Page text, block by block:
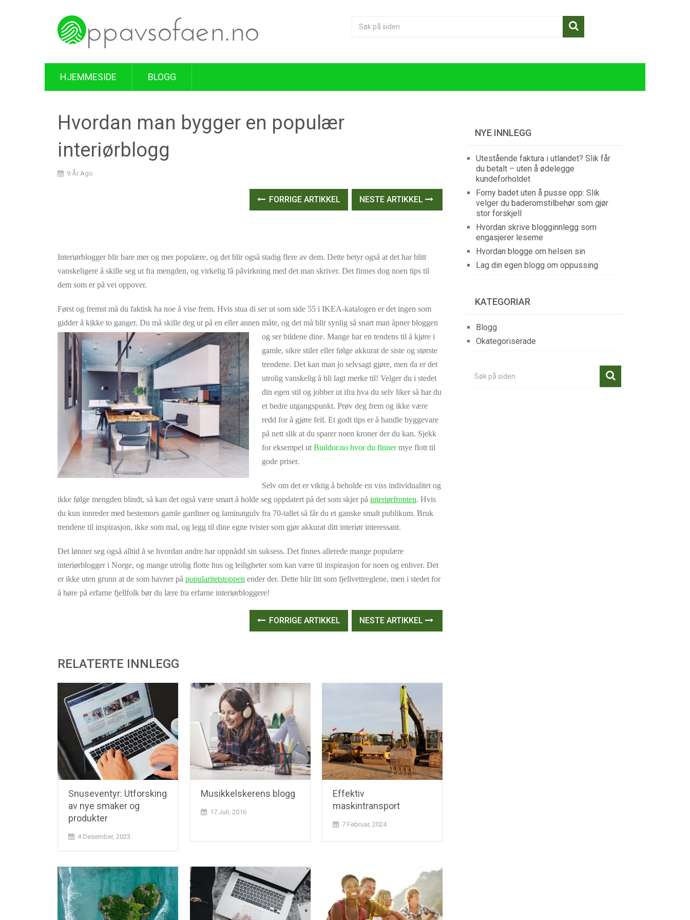
HJEMMESIDE BLOGG
Hvordan man bygger en populær
interiørblogg
9 År Ago
FORRIGE ARTIKKEL NESTE ARTIKKEL
Interiørblogger blir bare mer og mer populære, og det blir også stadig flere av dem. Dette betyr også at det har blitt
vanskeligere å skille seg ut fra mengden, og virkelig få påvirkning med det man skriver. Det finnes dog noen tips til
dem som er på vei oppover.
Først og fremst må du faktisk ha noe å vise frem. Hvis stua di ser ut som side 55 i IKEA-katalogen er det ingen som
gidder å kikke to ganger. Du må skille deg ut på en eller annen måte, og det må blir synlig så snart man åpner bloggen
og ser bildene dine. Mange har en tendens til å kjøre i
gamle, sikre stiler eller følge akkurat de siste og største
trendene. Det kan man jo selvsagt gjøre, men da er det
utrolig vanskelig å bli lagt merke til! Velger du i stedet
din egen stil og jobber ut ifra hva du selv liker så har du
et bedre utgangspunkt. Prøv deg frem og ikke være
redd for å gjøre feil. Et godt tips er å handle byggevare
på nett slik at du sparer noen kroner der du kan. Sjekk
for eksempel utBuildor.no hvor du finnermye flott til
gode priser.
Selv om det er viktig å beholde en viss individualitet og
ikke følge mengden blindt, så kan det også være smart å holde seg oppdatert på det som skjer på interiørfronten. Hvis
du kun innreder med bestemors gamle gardiner og laminatgulv fra 70-tallet så får du et ganske smalt publikum. Bruk
trendene til inspirasjon, ikke som mal, og legg til dine egne tvister som gjør akkurat ditt interiør interessant.
Det lønner seg også alltid å se hvordan andre har oppnådd sin suksess. Det finnes allerede mange populære
interiørblogger i Norge, og mange utrolig flotte hus og leiligheter som kan være til inspirasjon for noen og enhver. Det
er ikke uten grunn at de som havner på popularitetstoppen ender der. Dette blir litt som fjellvettreglene, men i stedet for
å høre på erfarne fjellfolk bør du lære fra erfarne interiørbloggere!
FORRIGE ARTIKKEL NESTE ARTIKKEL
RELATERTE INNLEGG
Snuseventyr: Utforsking
av nye smaker og
produkter
4 Desember, 2023
Musikkelskerens blogg
17 Juli, 2016
Effektiv
maskintransport
7 Februar, 2024
NYE INNLEGG
Utestående faktura i utlandet? Slik får
du betalt – uten å ødelegge
kundeforholdet
Forny badet uten å pusse opp: Slik
velger du baderomstilbehør som gjør
stor forskjell
Hvordan skrive blogginnlegg som
engasjerer leserne
Hvordan blogge om helsen sin
Lag din egen blogg om oppussing
KATEGORIAR
Blogg
Okategoriserade